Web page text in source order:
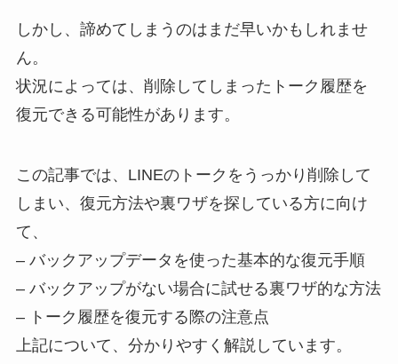
しかし、諦めてしまうのはまだ早いかもしれませ
ん。
状況によっては、削除してしまったトーク履歴を
復元できる可能性があります。
この記事では、LINEのトークをうっかり削除して
しまい、復元方法や裏ワザを探している方に向け
て、
– バックアップデータを使った基本的な復元手順
– バックアップがない場合に試せる裏ワザ的な方法
– トーク履歴を復元する際の注意点
上記について、分かりやすく解説しています。